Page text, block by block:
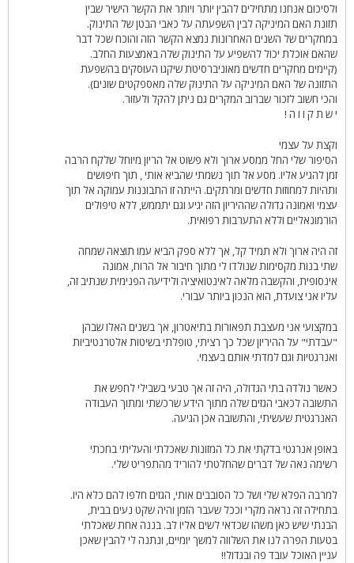
ולסיכום אנחנו מתחילים להבין יותר ויותר את הקשר הישיר שבין
תזונת האם המיניקה לבין השפעתה על כאבי הבטן של התינוק.
במחקרים של השנים האחרונות נמצא הקשר הזה והוכח שכל דבר
שהאם אוכלת יכול להשפיע על התינוק שלה באמצעות החלב.
(קיימים מחקרים חדשים מאוניברסיטת שיקגו העוסקים בהשפעת
התזונה של האם המיניקה על התינוק שלה מאספקטים שונים).
והכי חשוב לזכור שברוב המקרים גם ניתן להקל ולעזור.
י ש ת ק ו ו ה !
וקצת על עצמי
הסיפור שלי החל ממסע ארוך ולא פשוט אל הריון מיוחל שלקח הרבה
זמן להגיע אליו. מסע אל תוך נשמתי שהביא אותי , תוך חיפושים
ותהיות למחוזות חדשים ומרתקים. הייתה זו התבוננות עמוקה אל תוך
עצמי ואמונה גדולה שההיריון הזה יגיע וגם יתממש, ללא טיפולים
הורמונאליים וללא התערבות רפואית.
זה היה ארוך ולא תמיד קל, אך ללא ספק הביא עמו תוצאה שמחה
שתי בנות מקסימות שנולדו לי מתוך חיבור אל הרוח, אמונה
אינסופית, והקשבה מלאה לאינטואיציה ולידיעה הפנימית שנתיב זה,
עליו אני צועדת, הוא הנכון ביותר עבורי.
במקצועי אני מעצבת תפאורות בתיאטרון, אך בשנים האלו שבהן
"עבדתי" על ההיריון שכל כך רציתי, טופלתי בשיטות אלטרנטיביות
ואנרגטיות וגם למדתי אותם בעצמי.
כאשר נולדה בתי הגדולה, היה זה אך טבעי בשבילי לחפש את
התשובה לכאבי הגזים שלה מתוך הידע שרכשתי ומתוך העבודה
האנרגטית שעשיתי, והתשובה אכן הגיעה.
באופן אנרגטי בדקתי את כל המזונות שאכלתי והעליתי בחכתי
רשימה נאה של דברים שהחלטתי להוריד מהתפריט שלי.
למרבה הפלא שלי ושל כל הסובבים אותי, הגזים חלפו להם כלא היו.
בתחילה זה נראה מקרי וככל שעבר הזמן והיה שקט נעים בבית,
הבנתי שיש כאן משהו שכדאי לשים אליו לב. בננה אחת שאכלתי
בטעות הפרה לנו את השלווה למשך יומיים, ונתנה לי להבין שאכן
עניין האוכל עובד פה ובגדול!!